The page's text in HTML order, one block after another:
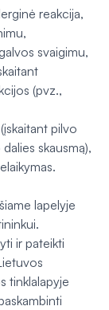
reakcija,
svaigimu,
(pvz.,
pilvo
skausmą),
lapelyje
ir pateikti
tinklalapyje